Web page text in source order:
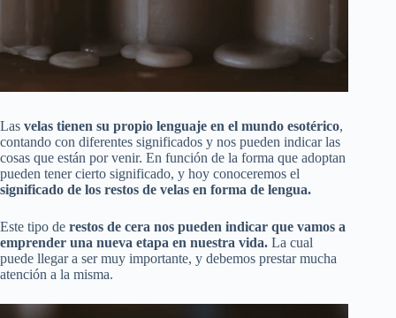
Las velas tienen su propio lenguaje en el mundo esotérico,
contando con diferentes significados y nos pueden indicar las
cosas que están por venir. En función de la forma que adoptan
pueden tener cierto significado, y hoy conoceremos el
significado de los restos de velas en forma de lengua.
Este tipo de restos de cera nos pueden indicar que vamos a
emprender una nueva etapa en nuestra vida. La cual
puede llegar a ser muy importante, y debemos prestar mucha
atención a la misma.